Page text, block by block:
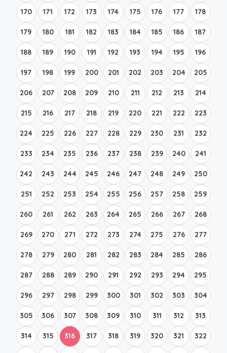
170 171 172 173 174 175 176 177 178
179 180 181 182 183 184 185 186 187
188 189 190 191 192 193 194 195 196
197 198 199 200 201 202 203 204 205
206 207 208 209 210 211 212 213 214
215 216 217 218 219 220 221 222 223
224 225 226 227 228 229 230 231 232
233 234 235 236 237 238 239 240 241
242 243 244 245 246 247 248 249 250
251 252 253 254 255 256 257 258 259
260 261 262 263 264 265 266 267 268
269 270 271 272 273 274 275 276 277
278 279 280 281 282 283 284 285 286
287 288 289 290 291 292 293 294 295
296 297 298 299 300 301 302 303 304
305 306 307 308 309 310 311 312 313
314 315 316 317 318 319 320 321 322